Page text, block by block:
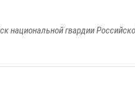
национальной гвардии